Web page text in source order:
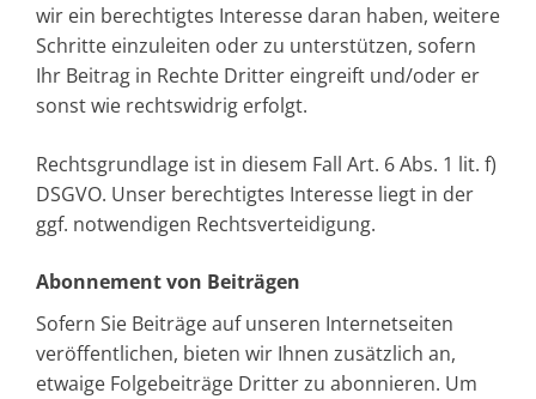
wir ein berechtigtes Interesse daran haben, weitere
Schritte einzuleiten oder zu unterstützen, sofern
Ihr Beitrag in Rechte Dritter eingreift und/oder er
sonst wie rechtswidrig erfolgt.
Rechtsgrundlage ist in diesem Fall Art. 6 Abs. 1 lit. f)
DSGVO. Unser berechtigtes Interesse liegt in der
ggf. notwendigen Rechtsverteidigung.
Abonnement von Beiträgen
Sofern Sie Beiträge auf unseren Internetseiten
veröffentlichen, bieten wir Ihnen zusätzlich an,
etwaige Folgebeiträge Dritter zu abonnieren. Um